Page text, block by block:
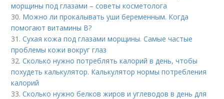
морщины под глазами – советы косметолога
30. Можно ли прокалывать уши беременным. Когда
помогают витамины B?
31.Сухая кожа под глазами морщины. Самые частые
проблемы кожи вокруг глаз
32.Сколько нужно потреблять калорий в день, чтобы
похудеть калькулятор. Калькулятор нормы потребления
калорий
33.Сколько нужно белков жиров и углеводов в день для